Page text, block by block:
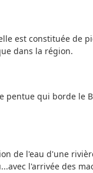
est constituée de
dans la région.
pentue qui borde le
de l'eau d'une
l'arrivée des